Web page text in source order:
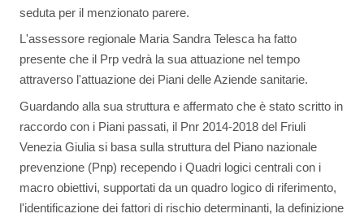
seduta per il menzionato parere.
L'assessore regionale Maria Sandra Telesca ha fatto
presente che il Prp vedrà la sua attuazione nel tempo
attraverso l'attuazione dei Piani delle Aziende sanitarie.
Guardando alla sua struttura e affermato che è stato scritto in
raccordo con i Piani passati, il Pnr 2014-2018 del Friuli
Venezia Giulia si basa sulla struttura del Piano nazionale
prevenzione (Pnp) recependo i Quadri logici centrali con i
macro obiettivi, supportati da un quadro logico di riferimento,
l'identificazione dei fattori di rischio determinanti, la definizione